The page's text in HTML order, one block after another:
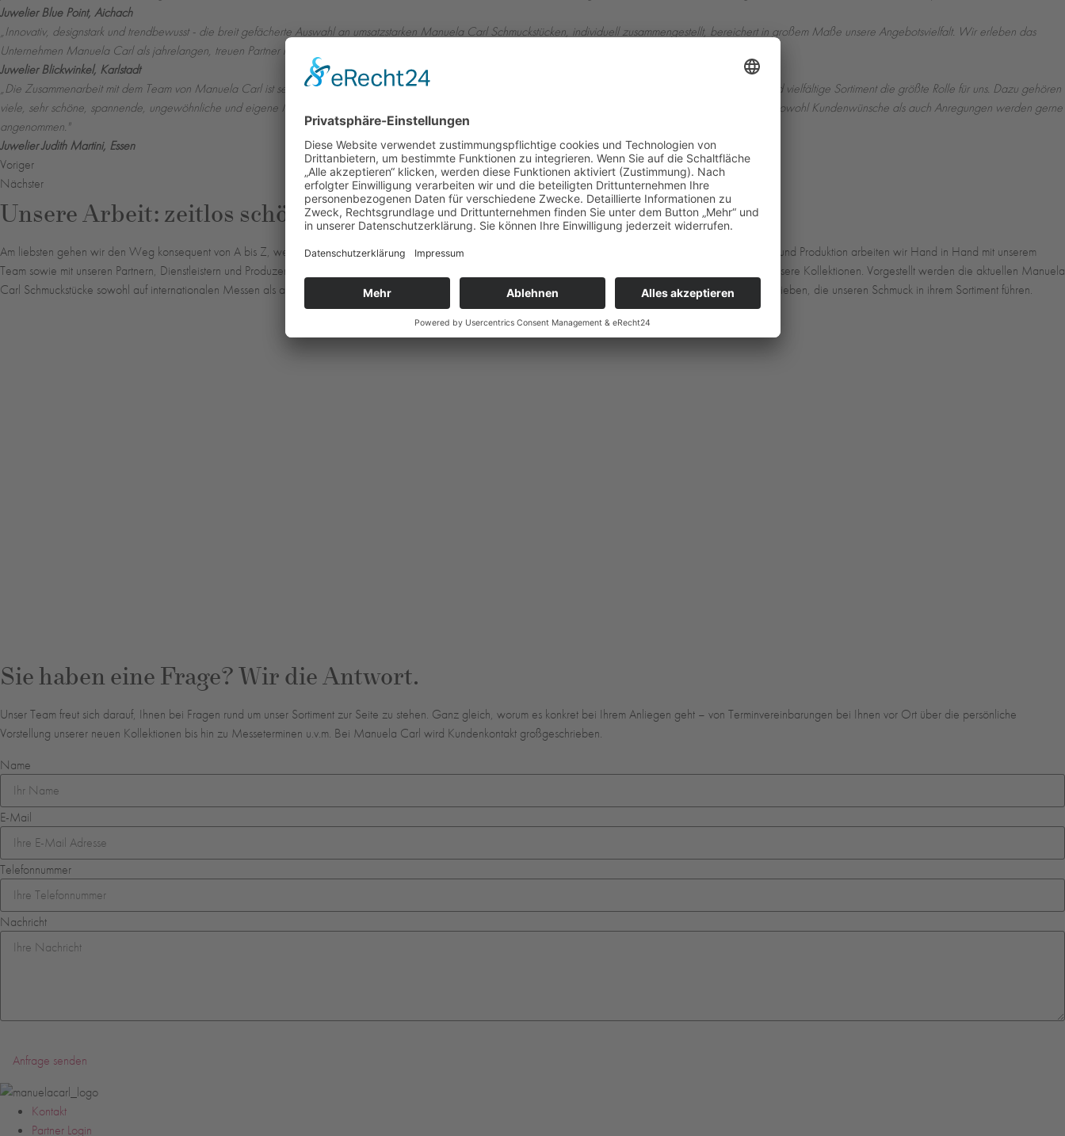
Juwelier Blue Point, Aichach
„Innovativ, designstark und trendbewusst - die breit gefächerte Auswahl an umsatzstarken Manuela Carl Schmuckstücken, individuell zusammen­gestellt, bereichert in großem Maße unsere Angebotsvielfalt. Wir erleben das
Unternehmen Manuela Carl als jahrelangen, treuen Partner mit viel Engagement, hohem persönlichem Einsatz und kundenorientiertem Handeln."
Juwelier Blickwinkel, Karlstadt
„Die Zusammenarbeit mit dem Team von Manuela Carl ist sehr persönlich. Alle sind freundlich, geduldig und aufmerksam. Bei aller Sympathie spielt das lebendige und vielfältige Sortiment die größte Rolle für uns. Dazu gehören
viele, sehr schöne, spannende, ungewöhnliche und eigene Modelle mit einem guten Preis-Leistungs-Verhältnis. Der Service und die Kommunikation sind sehr gut und sowohl Kundenwünsche als auch Anregungen werden gerne
an­genommen."
Juwelier Judith Martini, Essen
Voriger
Nächster
Unsere Arbeit: zeitlos schön
Am liebsten gehen wir den Weg konsequent von A bis Z, wenn es um Schmuck von Manuela Carl geht: Von der Idee über das Design bis hin zur finalen Umsetzung und Produktion arbeiten wir Hand in Hand mit unserem
Team sowie mit unseren Partnern, Dienstleistern und Produzenten auf der ganzen Welt. Auf diese Art und Weise entstehen Jahr für Jahr neue Schmuck-Highlights für unsere Kollektionen. Vorgestellt werden die aktuellen Manuela
Carl Schmuckstücke sowohl auf internationalen Messen als auch durch unseren Vertrieb. Dieser kümmert sich insbesondere um einen engen Kontakt zu den Partnerbetrieben, die unseren Schmuck in ihrem Sortiment führen.
Sie haben eine Frage? Wir die Antwort.
Unser Team freut sich darauf, Ihnen bei Fragen rund um unser Sortiment zur Seite zu stehen. Ganz gleich, worum es konkret bei Ihrem Anliegen geht – von Terminvereinbarungen bei Ihnen vor Ort über die persönliche
Vorstellung unserer neuen Kollektionen bis hin zu Messeterminen u.v.m. Bei Manuela Carl wird Kundenkontakt großgeschrieben.
Name
E-Mail
Telefonnummer
Nachricht
Anfrage senden
Kontakt
Partner Login